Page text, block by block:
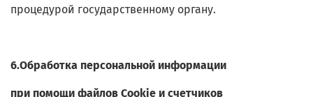
процедурой государственному органу.
6.Обработка персональной информации
при помощи файлов Cookie и счетчиков